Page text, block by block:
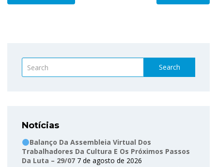
Search
Notícias
Balanço Da Assembleia Virtual Dos
Trabalhadores Da Cultura E Os Próximos Passos
Da Luta – 29/07 7 de agosto de 2026